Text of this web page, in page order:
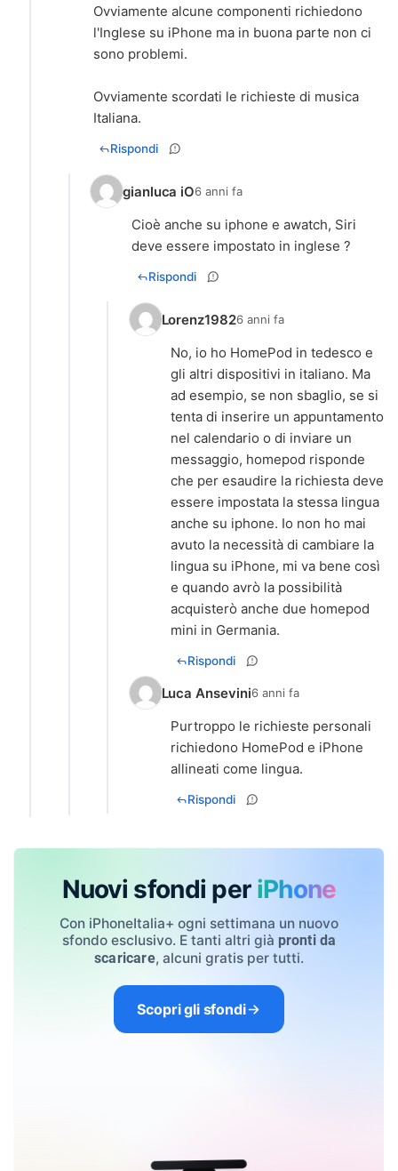
Ovviamente alcune componenti richiedono
l'Inglese su iPhone ma in buona parte non ci
sono problemi.
Ovviamente scordati le richieste di musica
Italiana.
Rispondi
gianluca iO6 anni fa
Cioè anche su iphone e awatch, Siri
deve essere impostato in inglese ?
Rispondi
Lorenz19826 anni fa
No, io ho HomePod in tedesco e
gli altri dispositivi in italiano. Ma
ad esempio, se non sbaglio, se si
tenta di inserire un appuntamento
nel calendario o di inviare un
messaggio, homepod risponde
che per esaudire la richiesta deve
essere impostata la stessa lingua
anche su iphone. Io non ho mai
avuto la necessità di cambiare la
lingua su iPhone, mi va bene così
e quando avrò la possibilità
acquisterò anche due homepod
mini in Germania.
Rispondi
Luca Ansevini6 anni fa
Purtroppo le richieste personali
richiedono HomePod e iPhone
allineati come lingua.
Rispondi
Nuovi sfondi per iPhone
Con iPhoneItalia+ ogni settimana un nuovo
sfondo esclusivo. E tanti altri già pronti da
scaricare, alcuni gratis per tutti.
Scopri gli sfondi